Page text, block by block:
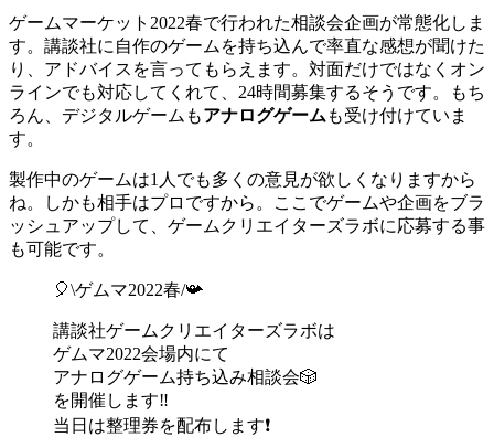
ゲームマーケット2022春で行われた相談会企画が常態化しま
す。講談社に自作のゲームを持ち込んで率直な感想が聞けた
り、アドバイスを言ってもらえます。対面だけではなくオン
ラインでも対応してくれて、24時間募集するそうです。もち
ろん、デジタルゲームもアナログゲームも受け付けていま
す。
製作中のゲームは1人でも多くの意見が欲しくなりますから
ね。しかも相手はプロですから。ここでゲームや企画をブラ
ッシュアップして、ゲームクリエイターズラボに応募する事
も可能です。
🎈\ゲムマ2022春/📯
講談社ゲームクリエイターズラボは
ゲムマ2022会場内にて
アナログゲーム持ち込み相談会🎲
を開催します‼
当日は整理券を配布します❗️